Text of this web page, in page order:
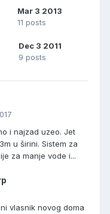
Mar 3 2013
11 posts
Dec 3 2011
9 posts
i najzad uzeo. Jet
u širini. Sistem za
za manje vode i...
vlasnik novog doma